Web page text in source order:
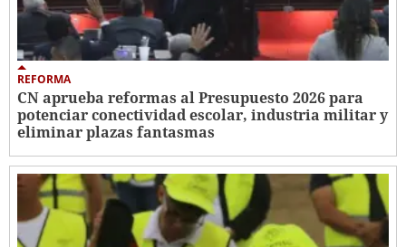
REFORMA
CN aprueba reformas al Presupuesto 2026 para
potenciar conectividad escolar, industria militar y
eliminar plazas fantasmas